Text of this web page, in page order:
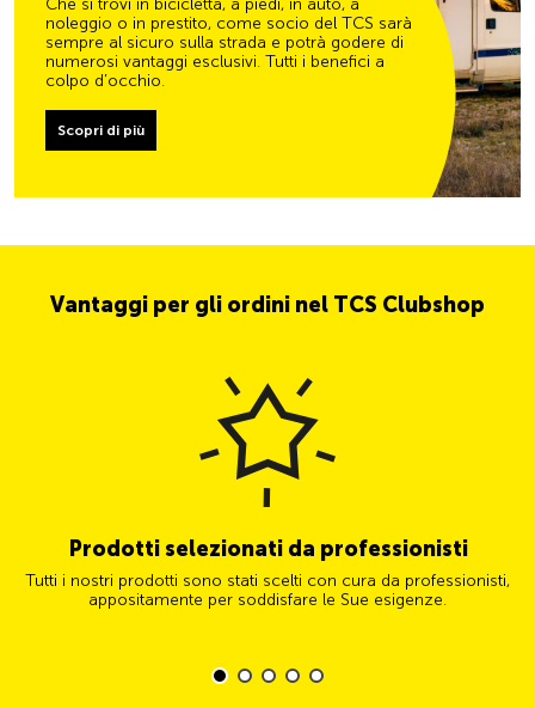
noleggio o in prestito, come socio del TCS sarà
sempre al sicuro sulla strada e potrà godere di
numerosi vantaggi esclusivi. Tutti i benefici a
colpo d’occhio.
Scopri di più
Vantaggi per gli ordini nel TCS Clubshop
Prodotti selezionati da professionisti
Tutti i nostri prodotti sono stati scelti con cura da professionisti,
appositamente per soddisfare le Sue esigenze.